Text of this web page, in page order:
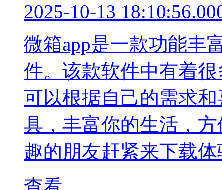
2025-10-13
微箱app是一款功能丰
件。该款软件中有着
可以根据自己的需求
具，丰富你的生活，
趣的朋友赶紧来下载